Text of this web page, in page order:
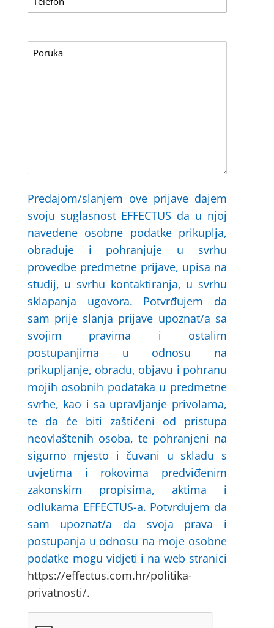
Predajom/slanjem ove prijave dajem
svoju suglasnost EFFECTUS da u njoj
navedene osobne podatke prikuplja,
obrađuje i pohranjuje u svrhu
provedbe predmetne prijave, upisa na
studij, u svrhu kontaktiranja, u svrhu
sklapanja ugovora. Potvrđujem da
sam prije slanja prijave upoznat/a sa
svojim pravima i ostalim
postupanjima u odnosu na
prikupljanje, obradu, objavu i pohranu
mojih osobnih podataka u predmetne
svrhe, kao i sa upravljanje privolama,
te da će biti zaštićeni od pristupa
neovlaštenih osoba, te pohranjeni na
sigurno mjesto i čuvani u skladu s
uvjetima i rokovima predviđenim
zakonskim propisima, aktima i
odlukama EFFECTUS-a. Potvrđujem da
sam upoznat/a da svoja prava i
postupanja u odnosu na moje osobne
podatke mogu vidjeti i na web stranici
https://effectus.com.hr/politika-
privatnosti/.